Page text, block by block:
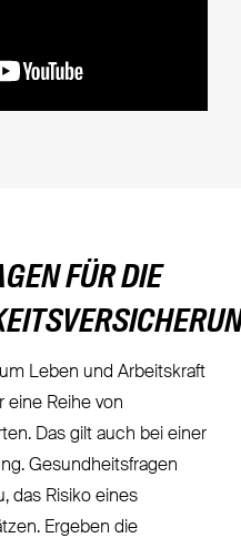
FÜR DIE
Leben und Arbeitskraft
eine Reihe von
Das gilt auch bei einer
Gesundheitsfragen
das Risiko eines
Ergeben die